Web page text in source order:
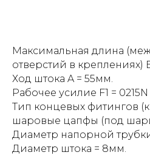
Максимальная длина
отверстий в креплениях)
Ход штока A = 55мм.
Рабочее усилие F1 =
Тип концевых фитингов
шаровые цапфы (под
Диаметр напорной
Диаметр штока = 8мм.